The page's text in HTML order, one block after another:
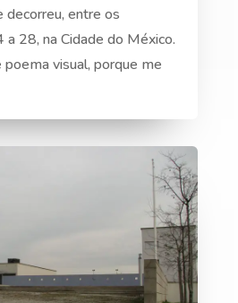
entre os
a 28, na Cidade do México.
visual, porque me